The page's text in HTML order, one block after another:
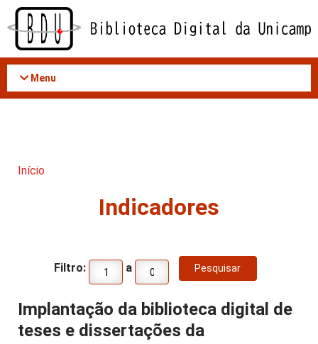
Acessar
conteúdo
Menu
Início
Indicadores
Filtro: a
Implantação da biblioteca digital de
teses e dissertações da